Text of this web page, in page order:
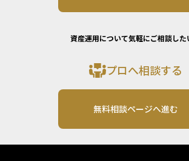
資産運用について気軽にご相談した
プロへ相談する
無料相談ページへ進む